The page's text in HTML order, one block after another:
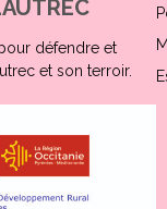
défendre et
et son terroir.